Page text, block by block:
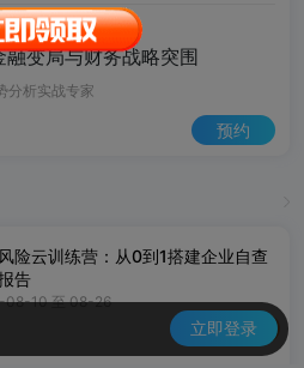
变局与财务战略突围
分析实战专家
预约
险云训练营：从0到1搭建企业自查
告
08-10 至 08-26
报名
立即登录